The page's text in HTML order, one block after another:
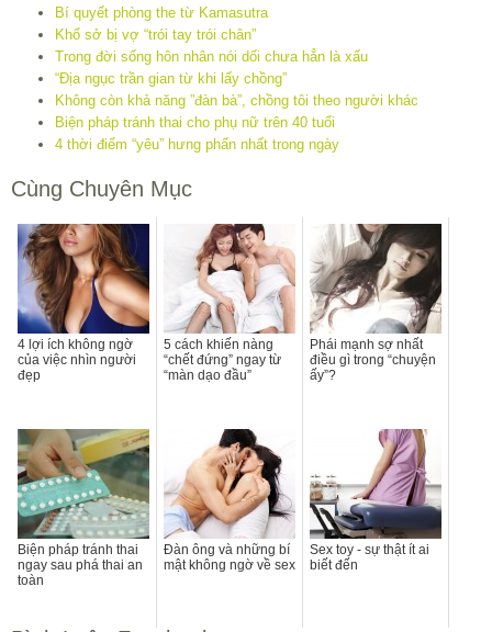
Bí quyết phòng the từ Kamasutra
Khổ sở bị vợ “trói tay trói chân”
Trong đời sống hôn nhân nói dối chưa hẳn là xấu
“Địa ngục trần gian từ khi lấy chồng”
Không còn khả năng ”đàn bà”, chồng tôi theo người khác
Biện pháp tránh thai cho phụ nữ trên 40 tuổi
4 thời điểm “yêu” hưng phấn nhất trong ngày
Cùng Chuyên Mục
4 lợi ích không ngờ
của việc nhìn người
đẹp
5 cách khiến nàng
“chết đứng” ngay từ
“màn dạo đầu”
Phái mạnh sợ nhất
điều gì trong “chuyện
ấy”?
Biện pháp tránh thai
ngay sau phá thai an
toàn
Đàn ông và những bí
mật không ngờ về sex
Sex toy - sự thật ít ai
biết đến